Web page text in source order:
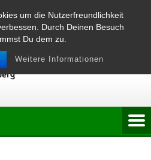
um die Nutzerfreundlichkeit
Durch Deinen Besuch
Du dem zu.
Weitere Informationen